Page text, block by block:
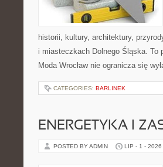
historii, kultury, architektury,
i miasteczkach Dolnego Śląska.
Moda Wrocław nie ogranicza się
CATEGORIES: BARLINEK
ENERGETYKA I
POSTED BY ADMIN LIP - 1 - 2026